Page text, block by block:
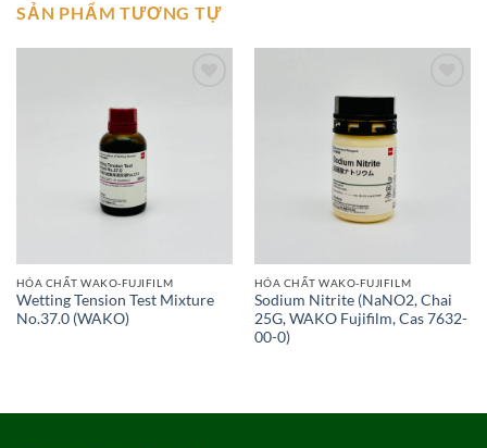
SẢN PHẨM TƯƠNG TỰ
HÓA CHẤT WAKO-FUJIFILM
Wetting Tension Test Mixture
No.37.0 (WAKO)
HÓA CHẤT WAKO-FUJIFILM
Sodium Nitrite (NaNO2, Chai
25G, WAKO Fujifilm, Cas 7632-
00-0)